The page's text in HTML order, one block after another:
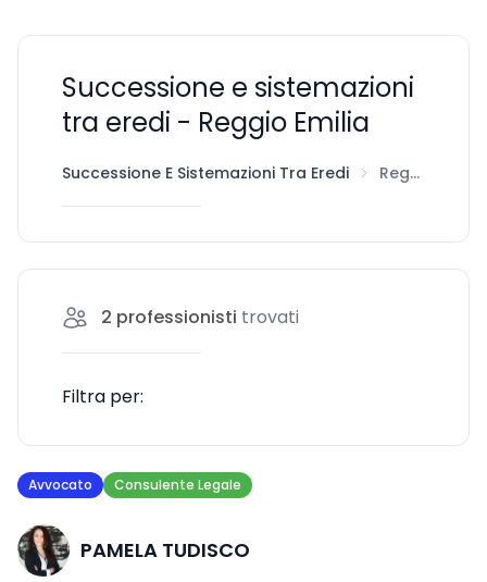
Successione e sistemazioni
tra eredi - Reggio Emilia
Successione E Sistemazioni Tra Eredi Reggio Emilia
2 professionisti trovati
Filtra per:
Avvocato Consulente Legale
PAMELA TUDISCO